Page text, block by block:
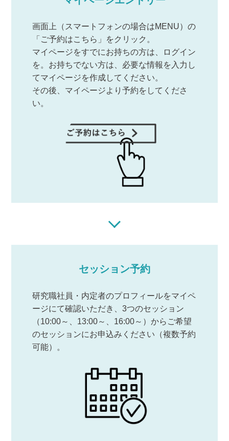
画面上（スマートフォンの場合はMENU）の
「ご予約はこちら」をクリック。
マイページをすでにお持ちの方は、ログイン
を。お持ちでない方は、必要な情報を入力し
てマイページを作成してください。
その後、マイページより予約をしてくださ
い。
セッション予約
研究職社員・内定者のプロフィールをマイペ
ージにて確認いただき、3つのセッション
（10:00～、13:00～、16:00～）からご希望
のセッションにお申込みください（複数予約
可能）。